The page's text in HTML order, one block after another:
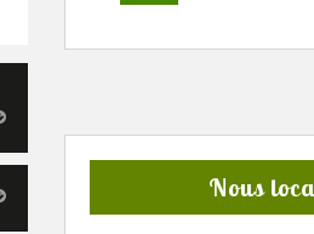
Nous